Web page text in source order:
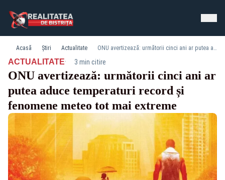
Acasă Știri Actualitate ONU avertizează: următorii cinci ani ar putea aduce temperaturi record și fenomene meteo tot mai extreme
ACTUALITATE· 3 min citire
ONU avertizează: următorii cinci ani ar
putea aduce temperaturi record și
fenomene meteo tot mai extreme